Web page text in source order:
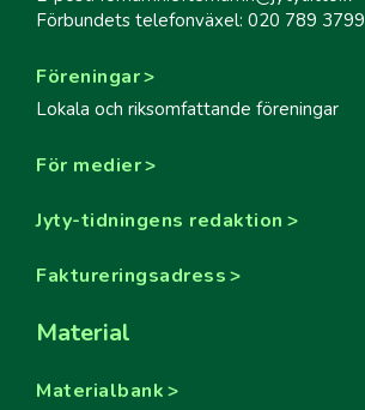
Förbundets telefonväxel: 020 789 3799
Föreningar
Lokala och riksomfattande föreningar
För medier
Jyty-tidningens redaktion
Faktureringsadress
Material
Materialbank